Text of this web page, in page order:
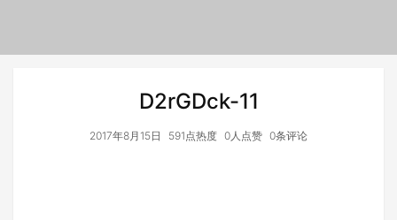
D2rGDck-11
2017年8月15日 591点热度 0人点赞 0条评论